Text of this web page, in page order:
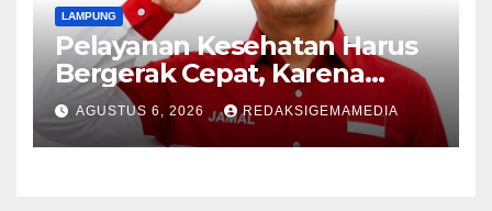
LAMPUNG
Pelayanan Kesehatan Harus
Bergerak Cepat, Karena
Nyawa Tidak Bisa Menunggu
AGUSTUS 6, 2026 REDAKSIGEMAMEDIA